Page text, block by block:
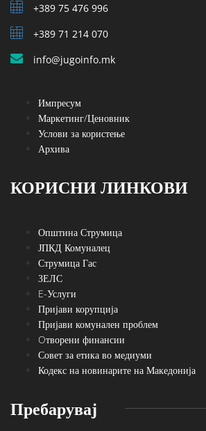
+389 75 476 996
+389 71 214 070
info@jugoinfo.mk
Импресум
Маркетинг/Ценовник
Услови за користење
Архива
КОРИСНИ ЛИНКОВИ
Општина Струмица
ЈПКД Комуналец
Струмица Гас
ЗЕЛС
E-Услуги
Пријави корупција
Пријави комунален проблем
Oтворени финансии
Совет за етика во медиуми
Кодекс на новинарите на Македонија
Пребарувај